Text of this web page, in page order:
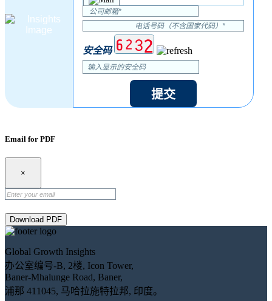
安全码
提交
Email for PDF
×
Download PDF
Global Growth Insights
办公室编号-B, 2楼, Icon Tower,
Baner-Mhalunge Road, Baner,
浦那 411045, 马哈拉施特拉邦, 印度。